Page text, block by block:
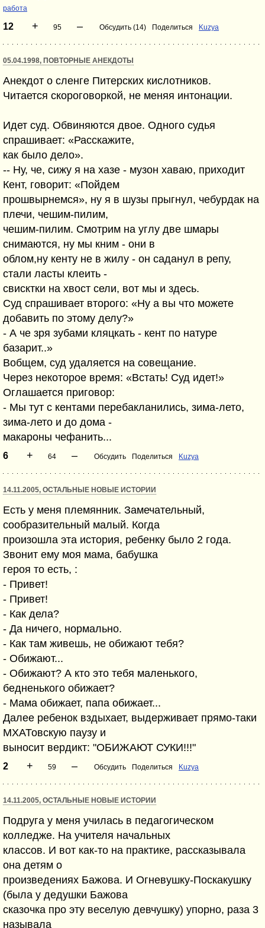
работа
12 + 95 – Обсудить (14) Поделиться Kuzya
05.04.1998, ПОВТОРНЫЕ АНЕКДОТЫ
Анекдот о сленге Питерских кислотников.
Читается скороговоркой, не меняя интонации.
Идет суд. Обвиняются двое. Одного судья
спрашивает: «Расскажите,
как было дело».
-- Ну, че, сижу я на хазе - музон хаваю, приходит
Кент, говорит: «Пойдем
прошвырнемся», ну я в шузы прыгнул, чебурдак на
плечи, чешим-пилим,
чешим-пилим. Смотрим на углу две шмары
снимаются, ну мы кним - они в
облом,ну кенту не в жилу - он саданул в репу,
стали ласты клеить -
свисктки на хвост сели, вот мы и здесь.
Суд спрашивает второго: «Ну а вы что можете
добавить по этому делу?»
- А че зря зубами кляцкать - кент по натуре
базарит..»
Вобщем, суд удаляется на совещание.
Через некоторое время: «Встать! Суд идет!»
Оглашается приговор:
- Мы тут с кентами перебакланились, зима-лето,
зима-лето и до дома -
макароны чефанить...
6 + 64 – Обсудить Поделиться Kuzya
14.11.2005, ОСТАЛЬНЫЕ НОВЫЕ ИСТОРИИ
Есть у меня племянник. Замечательный,
сообразительный малый. Когда
произошла эта история, ребенку было 2 года.
Звонит ему моя мама, бабушка
героя то есть, :
- Привет!
- Привет!
- Как дела?
- Да ничего, нормально.
- Как там живешь, не обижают тебя?
- Обижают...
- Обижают? А кто это тебя маленького,
бедненького обижает?
- Мама обижает, папа обижает...
Далее ребенок вздыхает, выдерживает прямо-таки
МХАТовскую паузу и
выносит вердикт: "ОБИЖАЮТ СУКИ!!!"
2 + 59 – Обсудить Поделиться Kuzya
14.11.2005, ОСТАЛЬНЫЕ НОВЫЕ ИСТОРИИ
Подруга у меня училась в педагогическом
колледже. На учителя начальных
классов. И вот как-то на практике, рассказывала
она детям о
произведениях Бажова. И Огневушку-Поскакушку
(была у дедушки Бажова
сказочка про эту веселую девчушку) упорно, раза 3
называла